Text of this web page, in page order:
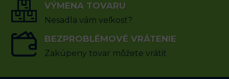
PRIDAŤ DO KOŠÍKA
VÝMENA TOVARU
Nesadla vám veľkosť?
BEZPROBLÉMOVÉ VRÁTENIE
Zakúpeny tovar môžete vrátiť